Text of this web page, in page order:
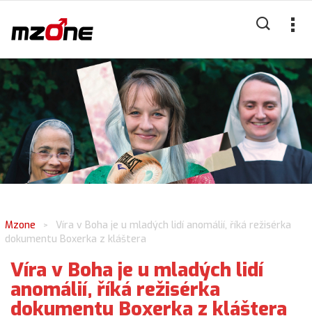
Mzone >
Víra v Boha je u mladých lidí anomálií, říká režisérka
dokumentu Boxerka z kláštera
Víra v Boha je u mladých lidí
anomálií, říká režisérka
dokumentu Boxerka z kláštera